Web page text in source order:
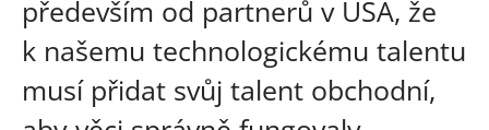
především od partnerů v USA, že
k našemu technologickému talentu
musí přidat svůj talent obchodní,